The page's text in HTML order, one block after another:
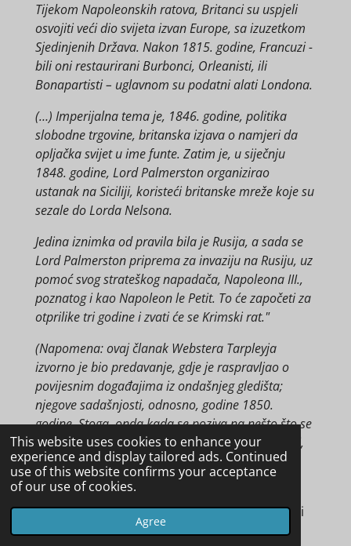
This website uses cookies to enhance your
experience and display tailored ads. Continued
use of this website confirms your acceptance
of our use of cookies.
Agree
Tijekom Napoleonskih ratova, Britanci su uspjeli
osvojiti veći dio svijeta izvan Europe, sa izuzetkom
Sjedinjenih Država. Nakon 1815. godine, Francuzi -
bili oni restaurirani Burbonci, Orleanisti, ili
Bonapartisti – uglavnom su podatni alati Londona.
(…) Imperijalna tema je, 1846. godine, politika
slobodne trgovine, britanska izjava o namjeri da
opljačka svijet u ime funte. Zatim je, u siječnju
1848. godine, Lord Palmerston organizirao
ustanak na Siciliji, koristeći britanske mreže koje su
sezale do Lorda Nelsona.
Jedina iznimka od pravila bila je Rusija, a sada se
Lord Palmerston priprema za invaziju na Rusiju, uz
pomoć svog strateškog napadača, Napoleona III.,
poznatog i kao Napoleon le Petit. To će započeti za
otprilike tri godine i zvati će se Krimski rat."
(Napomena: ovaj članak Webstera Tarpleyja
izvorno je bio predavanje, gdje je raspravljao o
povijesnim događajima iz ondašnjeg gledišta;
njegove sadašnjosti, odnosno, godine 1850.
godine. Stoga, onda kada se poziva na nešto što se
dogodilo prošle godine ili tri godine u budućnosti,
itd. - sve treba gledati u kontekstu godine 1850.)
Krimski rat vodio se od listopada 1853. do
veljače 1856. godine, između Ruskog Carstva i
konačno pobjedničkog saveza, Osmanskog